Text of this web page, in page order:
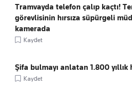
Tramvayda telefon çalıp kaçtı!
görevlisinin hırsıza süpürgeli
kamerada
Kaydet
Şifa bulmayı anlatan 1.800 yıllık
Kaydet